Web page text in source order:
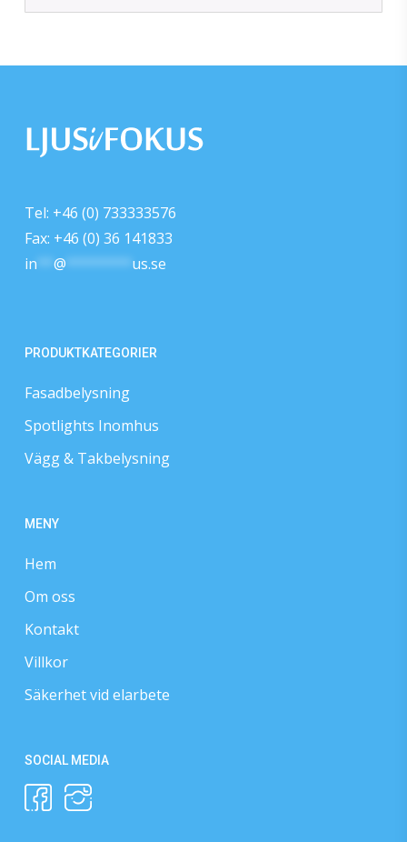
Tel: +46 (0) 733333576
Fax: +46 (0) 36 141833
in
@ us.se
PRODUKTKATEGORIER
Fasadbelysning
Spotlights Inomhus
Vägg & Takbelysning
MENY
Hem
Om oss
Kontakt
Villkor
Säkerhet vid elarbete
SOCIAL MEDIA